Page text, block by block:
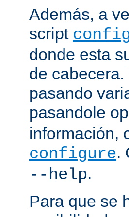
Además, a
script
donde esta
de
pasando
pasandole
información,
configure.
--help.
Para que se